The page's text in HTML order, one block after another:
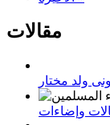
مقالات
ولد مختار
وإضاءات